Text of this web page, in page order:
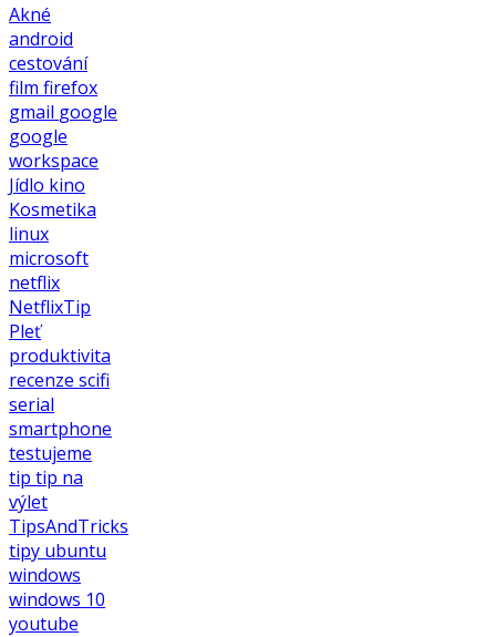
Akné
android
cestování
film firefox
gmail google
google
workspace
Jídlo kino
Kosmetika
linux
microsoft
netflix
NetflixTip
Pleť
produktivita
recenze scifi
serial
smartphone
testujeme
tip tip na
výlet
TipsAndTricks
tipy ubuntu
windows
windows 10
youtube